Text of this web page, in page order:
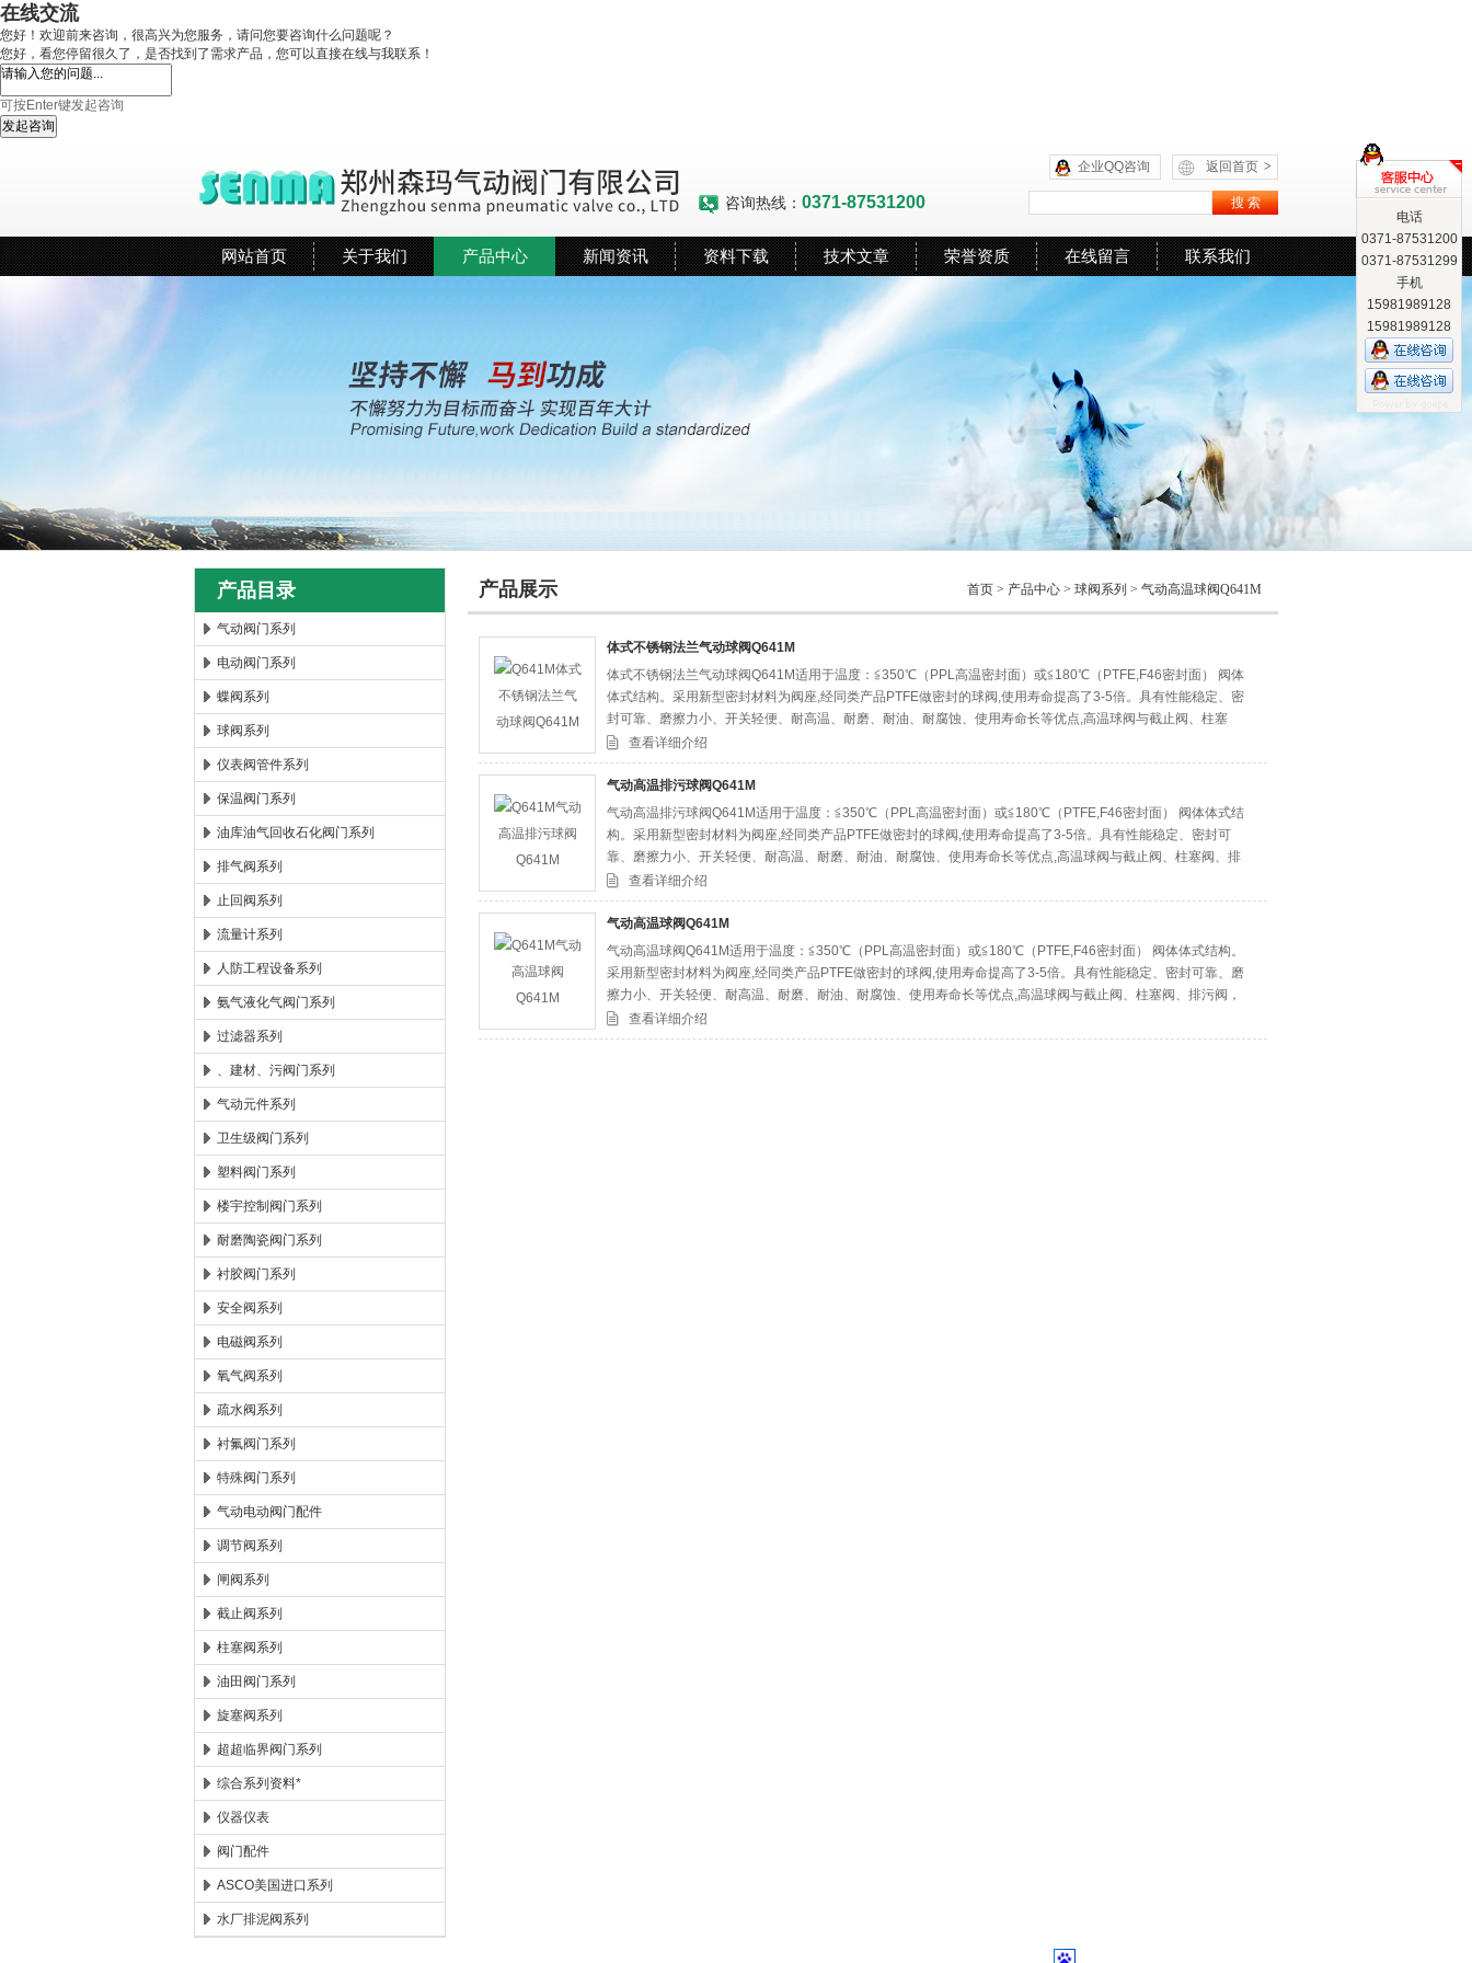
在线交流
您好！欢迎前来咨询，很高兴为您服务，请问您要咨询什么问题呢？
您好，看您停留很久了，是否找到了需求产品，您可以直接在线与我联系！
可按Enter键发起咨询
发起咨询
郑州森玛自控阀门有限公司
返回首页 >
企业QQ咨询
咨询热线： 0371-87531200
网站首页 关于我们 产品中心 新闻资讯 资料下载 技术文章 荣誉资质 在线留言 联系我们
产品目录
气动阀门系列
电动阀门系列
蝶阀系列
球阀系列
仪表阀管件系列
保温阀门系列
油库油气回收石化阀门系列
排气阀系列
止回阀系列
流量计系列
人防工程设备系列
氨气液化气阀门系列
过滤器系列
、建材、污阀门系列
气动元件系列
卫生级阀门系列
塑料阀门系列
楼宇控制阀门系列
耐磨陶瓷阀门系列
衬胶阀门系列
安全阀系列
电磁阀系列
氧气阀系列
疏水阀系列
衬氟阀门系列
特殊阀门系列
气动电动阀门配件
调节阀系列
闸阀系列
截止阀系列
柱塞阀系列
油田阀门系列
旋塞阀系列
超超临界阀门系列
综合系列资料*
仪器仪表
阀门配件
ASCO美国进口系列
水厂排泥阀系列
产品展示 首页 > 产品中心 > 球阀系列 > 气动高温球阀Q641M
体式不锈钢法兰气动球阀Q641M
体式不锈钢法兰气动球阀Q641M适用于温度：≦350℃（PPL高温密封面）或≦180℃（PTFE,F46密封面） 阀体
体式结构。采用新型密封材料为阀座,经同类产品PTFE做密封的球阀,使用寿命提高了3-5倍。具有性能稳定、密
封可靠、磨擦力小、开关轻便、耐高温、耐磨、耐油、耐腐蚀、使用寿命长等优点,高温球阀与截止阀、柱塞
阀、排污阀，结构长度相符，扩大了球阀使用范围，用于、、橡胶、造纸
查看详细介绍
气动高温排污球阀Q641M
气动高温排污球阀Q641M适用于温度：≦350℃（PPL高温密封面）或≦180℃（PTFE,F46密封面） 阀体体式结
构。采用新型密封材料为阀座,经同类产品PTFE做密封的球阀,使用寿命提高了3-5倍。具有性能稳定、密封可
靠、磨擦力小、开关轻便、耐高温、耐磨、耐油、耐腐蚀、使用寿命长等优点,高温球阀与截止阀、柱塞阀、排
污阀，结构长度相符，扩大了球阀使用范围，用于、、橡胶、造纸、
查看详细介绍
气动高温球阀Q641M
气动高温球阀Q641M适用于温度：≦350℃（PPL高温密封面）或≦180℃（PTFE,F46密封面） 阀体体式结构。
采用新型密封材料为阀座,经同类产品PTFE做密封的球阀,使用寿命提高了3-5倍。具有性能稳定、密封可靠、磨
擦力小、开关轻便、耐高温、耐磨、耐油、耐腐蚀、使用寿命长等优点,高温球阀与截止阀、柱塞阀、排污阀，
结构长度相符，扩大了球阀使用范围，用于、、橡胶、造纸、等行业
查看详细介绍
电话
0371-87531200
0371-87531299
手机
15981989128
15981989128